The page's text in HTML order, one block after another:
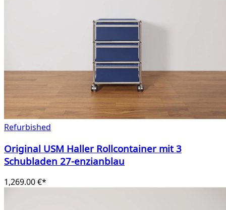
Refurbished
Original USM Haller Rollcontainer mit 3
Schubladen 27-enzianblau
1,269.00 €*